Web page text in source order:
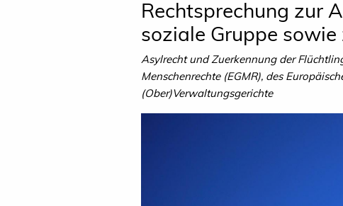
Rechtsprechung zur
soziale Gruppe
Asylrecht und Zuerkennung der
Menschenrechte (EGMR), des
(Ober)Verwaltungsgerichte